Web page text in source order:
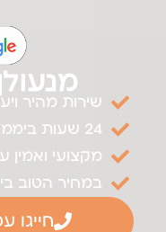
שירות מהיר
24 שעות ביממה
מקצועי
במחיר הטוב
חייגו עכשיו